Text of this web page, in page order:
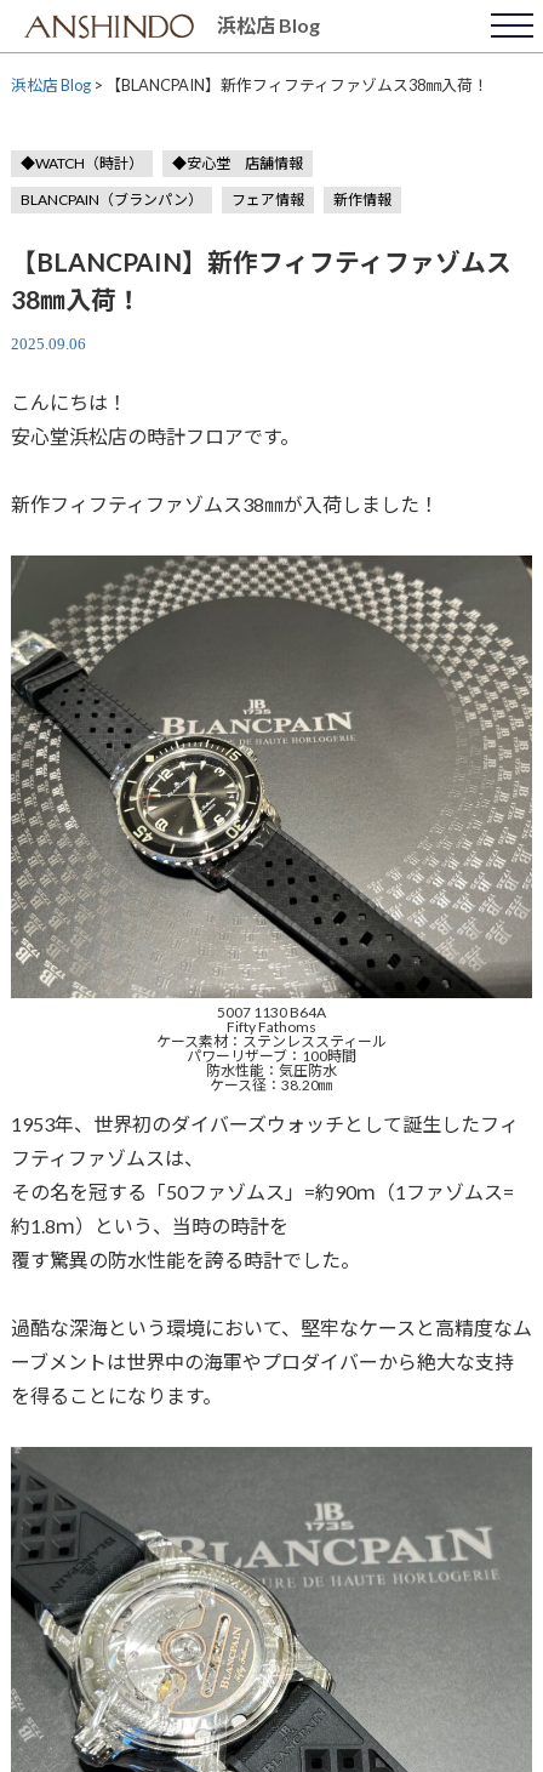
content
浜松店 Blog
浜松店 Blog> 【BLANCPAIN】新作フィフティファゾムス38㎜入荷！
◆WATCH（時計）
◆安心堂 店舗情報
BLANCPAIN（ブランパン）
フェア情報 新作情報
【BLANCPAIN】新作フィフティファゾムス
38㎜入荷！
2025.09.06
こんにちは！
安心堂浜松店の時計フロアです。
新作フィフティファゾムス38㎜が入荷しました！
5007 1130 B64A
Fifty Fathoms
ケース素材：ステンレススティール
パワーリザーブ：100時間
防水性能：気圧防水
ケース径：38.20㎜
1953年、世界初のダイバーズウォッチとして誕生したフィ
フティファゾムスは、
その名を冠する「50ファゾムス」=約90ｍ（1ファゾムス=
約1.8ｍ）という、当時の時計を
覆す驚異の防水性能を誇る時計でした。
過酷な深海という環境において、堅牢なケースと高精度なム
ーブメントは世界中の海軍やプロダイバーから絶大な支持
を得ることになります。